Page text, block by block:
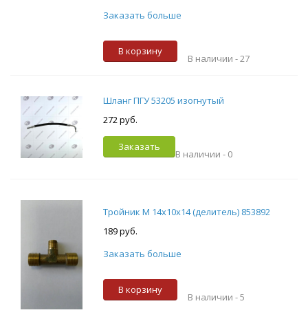
Заказать больше
В корзину
В наличии -27
Шланг ПГУ 53205 изогнутый
272 руб.
Заказать
В наличии - 0
Тройник М 14х10х14 (делитель) 853892
189 руб.
Заказать больше
В корзину
В наличии -5